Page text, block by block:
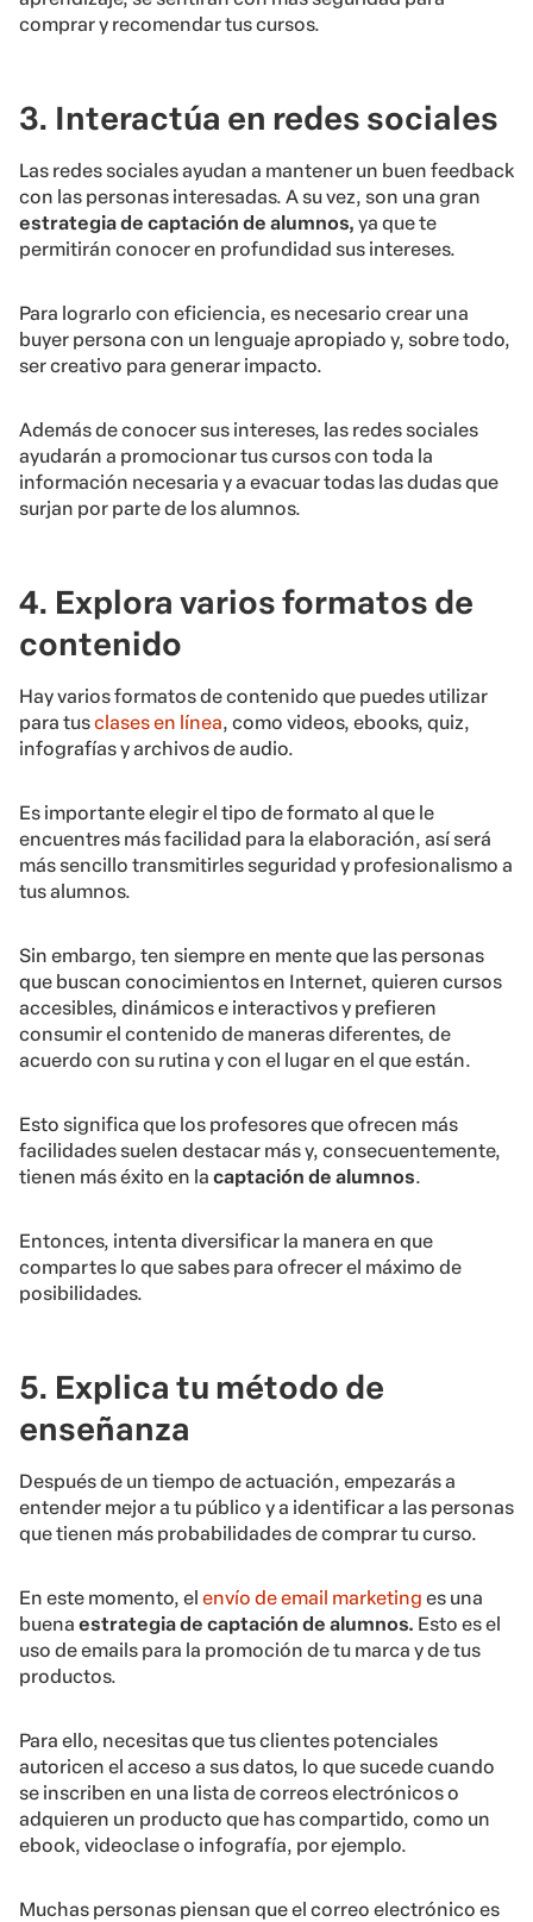
comprar y recomendar tus cursos.
3. Interactúa en redes sociales
Las redes sociales ayudan a mantener un buen feedback
con las personas interesadas. A su vez, son una gran
estrategia de captación de alumnos, ya que te
permitirán conocer en profundidad sus intereses.
Para lograrlo con eficiencia, es necesario crear una
buyer persona con un lenguaje apropiado y, sobre todo,
ser creativo para generar impacto.
Además de conocer sus intereses, las redes sociales
ayudarán a promocionar tus cursos con toda la
información necesaria y a evacuar todas las dudas que
surjan por parte de los alumnos.
4. Explora varios formatos de
contenido
Hay varios formatos de contenido que puedes utilizar
para tusclases en línea, como videos, ebooks, quiz,
infografías y archivos de audio.
Es importante elegir el tipo de formato al que le
encuentres más facilidad para la elaboración, así será
más sencillo transmitirles seguridad y profesionalismo a
tus alumnos.
Sin embargo, ten siempre en mente que las personas
que buscan conocimientos en Internet, quieren cursos
accesibles, dinámicos e interactivos y prefieren
consumir el contenido de maneras diferentes, de
acuerdo con su rutina y con el lugar en el que están.
Esto significa que los profesores que ofrecen más
facilidades suelen destacar más y, consecuentemente,
tienen más éxito en la captación de alumnos.
Entonces, intenta diversificar la manera en que
compartes lo que sabes para ofrecer el máximo de
posibilidades.
5. Explica tu método de
enseñanza
Después de un tiempo de actuación, empezarás a
entender mejor a tu público y a identificar a las personas
que tienen más probabilidades de comprar tu curso.
En este momento, el envío de email marketing es una
buena estrategia de captación de alumnos. Esto es el
uso de emails para la promoción de tu marca y de tus
productos.
Para ello, necesitas que tus clientes potenciales
autoricen el acceso a sus datos, lo que sucede cuando
se inscriben en una lista de correos electrónicos o
adquieren un producto que has compartido, como un
ebook, videoclase o infografía, por ejemplo.
Muchas personas piensan que el correo electrónico es